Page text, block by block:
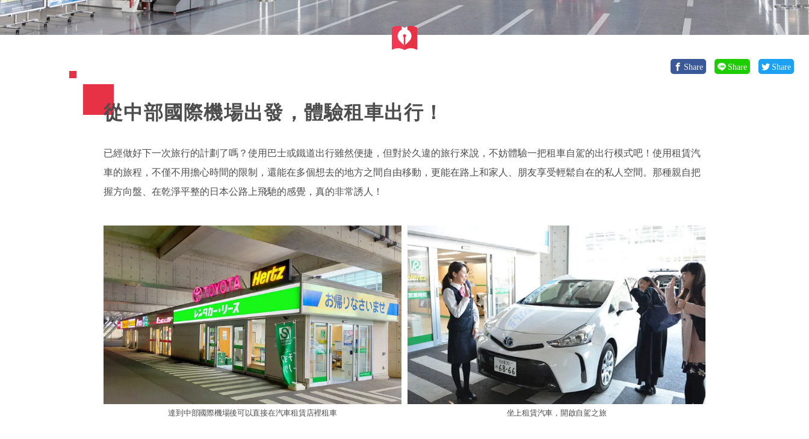
Share Share Share
從中部國際機場出發，體驗租車出行！
已經做好下一次旅行的計劃了嗎？使用巴士或鐵道出行雖然便捷，但對於久違的旅行來說，不妨體驗一把租車自駕的出行模式吧！使用租賃汽
車的旅程，不僅不用擔心時間的限制，還能在多個想去的地方之間自由移動，更能在路上和家人、朋友享受輕鬆自在的私人空間。那種親自把
握方向盤、在乾淨平整的日本公路上飛馳的感覺，真的非常誘人！
達到中部國際機場後可以直接在汽車租賃店裡租車 坐上租賃汽車，開啟自駕之旅